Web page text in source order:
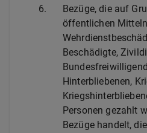
6.
Bezüge, die auf
öffentlichen
Beschädigte,
Hinterbliebenen,
Personen gezahlt
Bezüge handelt,